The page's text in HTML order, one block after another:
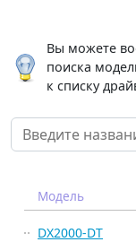
Вы можете
поиска
к списку
Модель
DX2000-DT